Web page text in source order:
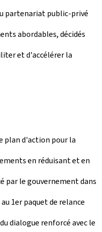
partenariat public-privé
abordables, décidés
et d'accélérer la
plan d'action pour la
en réduisant et en
par le gouvernement dans
1er paquet de relance
dialogue renforcé avec le